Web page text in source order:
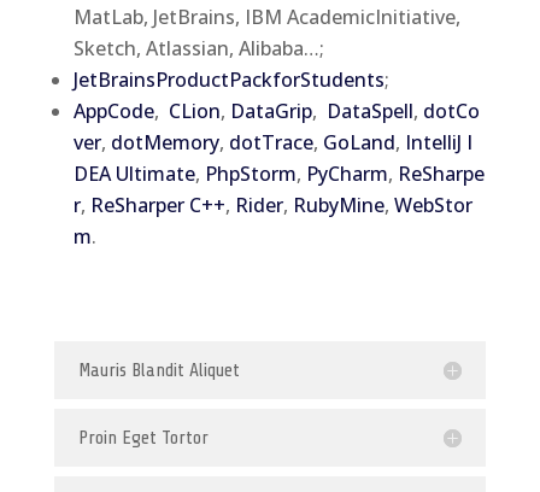
MatLab, JetBrains, IBM AcademicInitiative,
Sketch, Atlassian, Alibaba…;
JetBrainsProductPackforStudents;
AppCode, CLion, DataGrip, DataSpell, dotCo
ver, dotMemory, dotTrace, GoLand, IntelliJ I
DEA Ultimate, PhpStorm, PyCharm, ReSharpe
r, ReSharper C++, Rider, RubyMine, WebStor
m.
Mauris Blandit Aliquet
Proin Eget Tortor